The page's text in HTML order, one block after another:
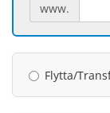
www.
Flytta/